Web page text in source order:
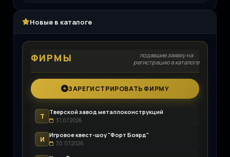
Новые в каталоге
ФИРМЫ
подавшие заявку на
регистрацию в каталоге
ЗАРЕГИСТРИРОВАТЬ ФИРМУ
Т
Тверской завод металлоконструкций
31.07.2026
И
Игровое квест-шоу "Форт Боярд"
30.07.2026